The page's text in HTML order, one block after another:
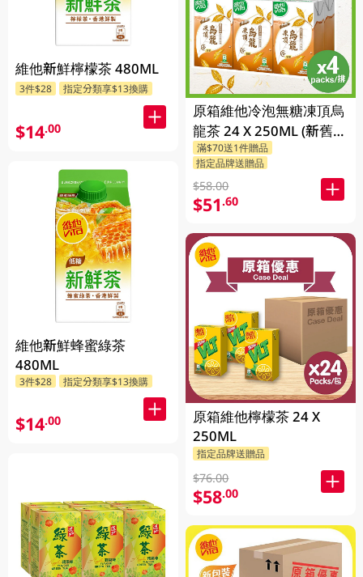
維他新鮮檸檬茶 480ML
3件$28 指定分類享$13換購
$14.00
維他新鮮蜂蜜綠茶
480ML
3件$28 指定分類享$13換購
$14.00
原箱維他冷泡無糖凍頂烏
龍茶 24 X 250ML (新舊包
裝隨機發貨)
滿$70送1件贈品
指定品牌送贈品
$58.00
$51.60
原箱維他檸檬茶 24 X
250ML
指定品牌送贈品
$76.00
$58.00